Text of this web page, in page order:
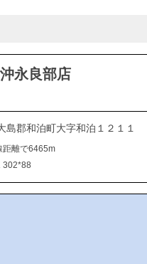
永良部店
郡和泊町大字和泊１２１１
距離で6465m
302*88